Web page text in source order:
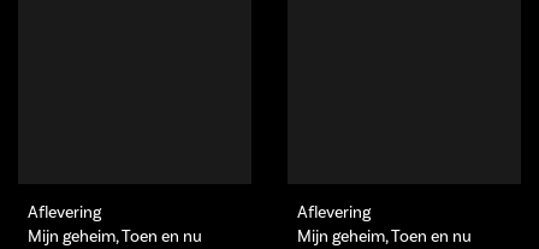
Aflevering
Mijn geheim, Toen en nu
Aflevering
Mijn geheim, Toen en nu